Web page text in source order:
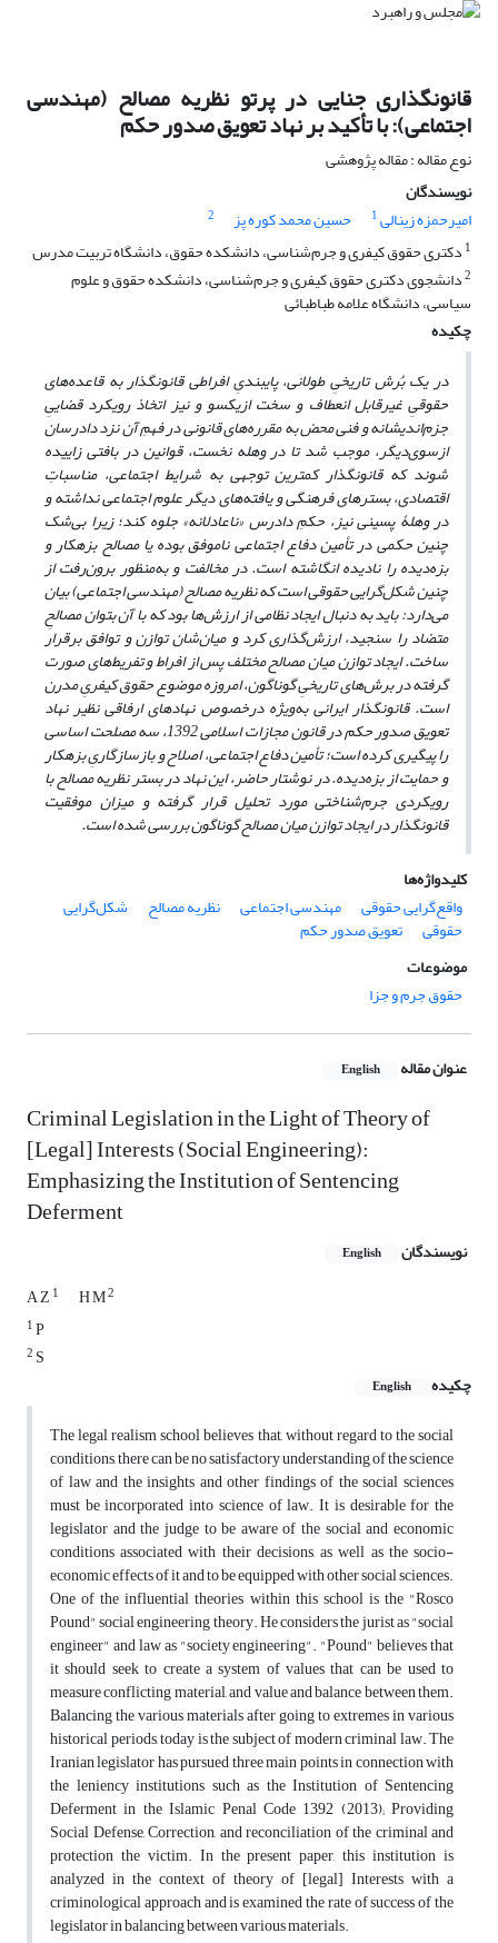
قانونگذاری جنایی در پرتو نظریه مصالح (مهندسی
اجتماعی): با تأکید بر نهاد تعویق صدور حکم
نوع مقاله : مقاله پژوهشی
نویسندگان
امیرحمزه زینالی1 حسین محمد کوره پز
2
1 دکتری حقوق کیفری و جرم‌شناسی، دانشکده حقوق، دانشگاه تربیت مدرس
2دانشجوی دکتری حقوق کیفری و جرم‌شناسی، دانشکده حقوق و علوم
سیاسی، دانشگاه علامه طباطبائی
چکیده
در یک بُرش تاریخیِ طولانی، پایبندیِ افراطی قانونگذار به قاعده‌های
حقوقیِ غیرقابل انعطاف و سخت ازیکسو و نیز اتخاذ رویکرد قضاییِ
جزم‌اندیشانه و فنی محض به مقرره‌‌های قانونی در فهمِ آن نزد دادرسان
ازسوی‌دیگر، موجب شد تا در وهله نخست، قوانین در بافتی زاییده
شوند که قانونگذار کمترین توجهی به شرایط اجتماعی، مناسباتِ
اقتصادی، بسترهای فرهنگی و یافته‌های دیگر علوم اجتماعی نداشته و
در وهلۀ پسینی نیز، حکمِ دادرس «ناعادلانه» جلوه کند؛ زیرا بی‌شک
چنین حکمی در تأمین دفاع اجتماعی ناموفق بوده یا مصالح بزهکار و
بزه‌دیده را نادیده انگاشته است. در مخالفت و به‌منظور برون‌رفت از
چنین شکل‌گرایی حقوقی است که نظریه مصالح (مهندسی اجتماعی) بیان
می‌دارد: باید به دنبال ایجاد نظامی از ارزش‌ها بود که با آن بتوان مصالحِ
متضاد را سنجید، ارزش‌گذاری کرد و میان‌شان توازن و توافق برقرار
ساخت. ایجاد توازن میان مصالح مختلف پس از افراط وتفریط‌های صورت
گرفته در برش‌های تاریخیِ گوناگون، امروزه موضوع حقوق کیفریِ مدرن
است. قانونگذار ایرانی به‌ویژه درخصوص نهادهای ارفاقی نظیر نهاد
تعویق صدور حکم در قانون مجازات اسلامی 1392، سه مصلحت اساسی
را پیگیری کرده است؛ تأمین دفاع اجتماعی، اصلاح و بازسازگاریِ بزهکار
و حمایت از بزه‌دیده. در نوشتار حاضر، این نهاد در بستر نظریه مصالح با
رویکردی جرم‌شناختی مورد تحلیل قرار گرفته و میزان موفقیت
قانونگذار در ایجاد توازن میان مصالح گوناگون بررسی شده است.
کلیدواژه‌ها
واقع‌گرایی حقوقی
مهندسی اجتماعی نظریه مصالح شکل‌گرایی
حقوقی
تعویق صدور حکم
موضوعات
حقوق جرم و جزا
عنوان مقاله English
Criminal Legislation in the Light of Theory of
[Legal] Interests (Social Engineering):
Emphasizing the Institution of Sentencing
Deferment
نویسندگان English
A Z 1 H M2
1P
2 S
چکیده
English
The legal realism school believes that, without regard to the social
conditions, there can be no satisfactory understanding of the science
of law and the insights and other findings of the social sciences
must be incorporated into science of law. It is desirable for the
legislator and the judge to be aware of the social and economic
conditions associated with their decisions, as well as the socio-
economic effects of it and to be equipped with other social sciences.
One of the influential theories within this school is the "Rosco
Pound" social engineering theory. He considers the jurist as "social
engineer" and law as "society engineering". "Pound" believes that
it should seek to create a system of values that can be used to
measure conflicting material, and value and balance between them.
Balancing the various materials after going to extremes in various
historical periods, today is the subject of modern criminal law. The
Iranian legislator has pursued three main points in connection with
the leniency institutions such as the Institution of Sentencing
Deferment in the Islamic Penal Code 1392 (2013); Providing
Social Defense, Correction, and reconciliation of the criminal and
protection the victim. In the present paper, this institution is
analyzed in the context of theory of [legal] Interests with a
criminological approach and is examined the rate of success of the
legislator in balancing between various materials.